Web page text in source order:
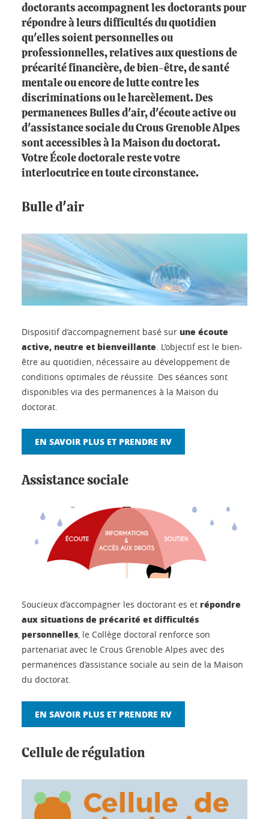
doctorants accompagnent les doctorants pour
répondre à leurs difficultés du quotidien
qu'elles soient personnelles ou
professionnelles, relatives aux questions de
précarité financière, de bien-être, de santé
mentale ou encore de lutte contre les
discriminations ou le harcèlement. Des
permanences Bulles d'air, d'écoute active ou
d'assistance sociale du Crous Grenoble Alpes
sont accessibles à la Maison du doctorat.
Votre École doctorale reste votre
interlocutrice en toute circonstance.
Bulle d'air
Dispositif d’accompagnement basé sur une écoute
active, neutre et bienveillante . L’objectif est le bien-
être au quotidien, nécessaire au développement de
conditions optimales de réussite. Des séances sont
disponibles via des permanences à la Maison du
doctorat.
EN SAVOIR PLUS ET PRENDRE RV
Assistance sociale
Soucieux d’accompagner les doctorant·es et répondre
aux situations de précarité et difficultés
personnelles, le Collège doctoral renforce son
partenariat avec le Crous Grenoble Alpes avec des
permanences d’assistance sociale au sein de la Maison
du doctorat.
EN SAVOIR PLUS ET PRENDRE RV
Cellule de régulation